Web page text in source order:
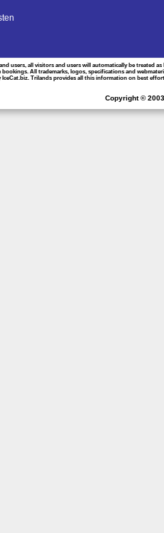
users, all visitors and users will automatically be treated
All trademarks, logos, specifications and
Trilands provides all this information on best
Copyright ©